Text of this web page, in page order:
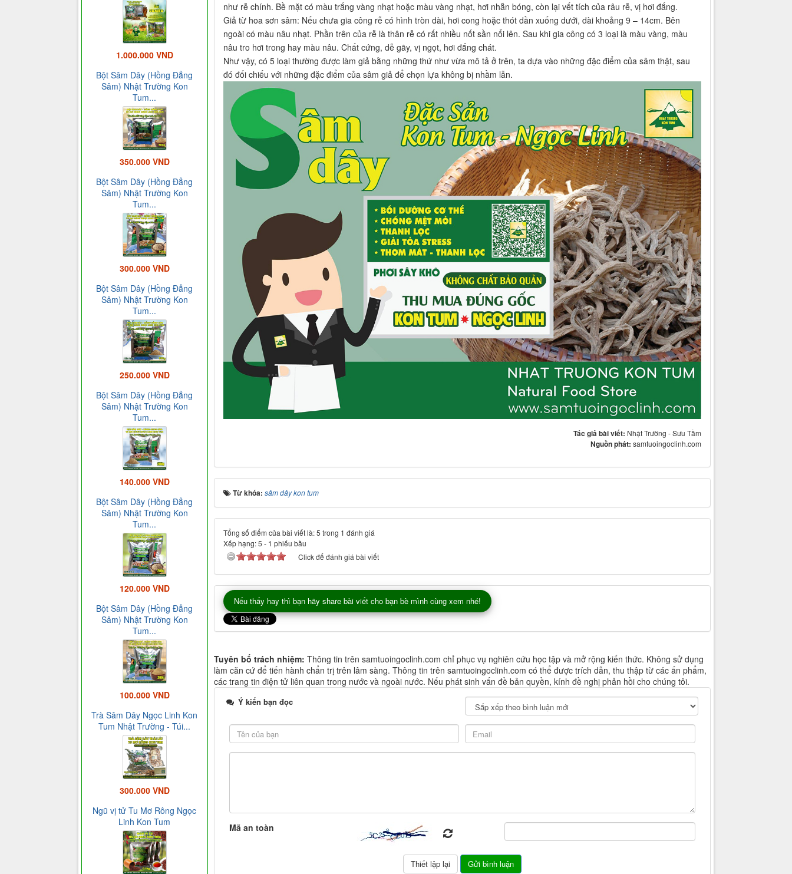
như rễ chính. Bề mặt có màu trắng vàng nhạt hoặc màu vàng nhạt, hơi nhẵn bóng, còn lại vết tích của râu rễ, vị hơi đắng.
Giả từ hoa sơn sâm: Nếu chưa gia công rễ có hình tròn dài, hơi cong hoặc thót dần xuống dưới, dài khoảng 9 – 14cm. Bên
ngoài có màu nâu nhạt. Phần trên của rễ là thân rễ có rất nhiều nốt sần nổi lên. Sau khi gia công có 3 loại là màu vàng, màu
nâu tro hơi trong hay màu nâu. Chất cứng, dễ gãy, vị ngọt, hơi đắng chát.
Như vậy, có 5 loại thường được làm giả bằng những thứ như vừa mô tả ở trên, ta dựa vào những đặc điểm của sâm thật, sau
đó đối chiếu với những đặc điểm của sâm giả để chọn lựa không bị nhầm lẫn.
Tác giả bài viết: Nhật Trường - Sưu Tầm
Nguồn phát: samtuoingoclinh.com
Từ khóa: sâm dây kon tum
Tổng số điểm của bài viết là: 5 trong 1 đánh giá
Xếp hạng:5 - 1 phiếu bầu
Click để đánh giá bài viết
Nếu thấy hay thì bạn hãy share bài viết cho bạn bè mình cùng xem nhé!
Tuyên bố trách nhiệm: Thông tin trên samtuoingoclinh.com chỉ phục vụ nghiên cứu học tập và mở rộng kiến thức. Không sử dụng
làm căn cứ để tiến hành chẩn trị trên lâm sàng. Thông tin trên samtuoingoclinh.com có thể được trích dẫn, thu thập từ các ấn phẩm,
các trang tin điện tử liên quan trong nước và ngoài nước. Nếu phát sinh vấn đề bản quyền, kính đề nghị phản hồi cho chúng tôi.
Ý kiến bạn đọc
Mã an toàn
1.000.000 VND
Bột Sâm Dây (Hồng Đẳng
Sâm) Nhật Trường Kon
Tum...
350.000 VND
Bột Sâm Dây (Hồng Đẳng
Sâm) Nhật Trường Kon
Tum...
300.000 VND
Bột Sâm Dây (Hồng Đẳng
Sâm) Nhật Trường Kon
Tum...
250.000 VND
Bột Sâm Dây (Hồng Đẳng
Sâm) Nhật Trường Kon
Tum...
140.000 VND
Bột Sâm Dây (Hồng Đẳng
Sâm) Nhật Trường Kon
Tum...
120.000 VND
Bột Sâm Dây (Hồng Đẳng
Sâm) Nhật Trường Kon
Tum...
100.000 VND
Trà Sâm Dây Ngọc Linh Kon
Tum Nhật Trường - Túi...
300.000 VND
Ngũ vị tử Tu Mơ Rông Ngọc
Linh Kon Tum